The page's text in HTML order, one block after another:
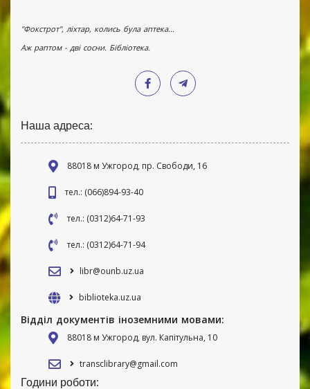
"Фокстрот", ліхтар, колись була аптека...
Аж раптом - дві сосни. Бібліотека.
Наша адреса:
88018 м Ужгород, пр. Свободи, 16
тел.: (066)894-93-40
тел.: (0312)64-71-93
тел.: (0312)64-71-94
libr@ounb.uz.ua
biblioteka.uz.ua
Відділ документів іноземними мовами:
88018 м Ужгород, вул. Капітульна, 10
transclibrary@gmail.com
Години роботи: